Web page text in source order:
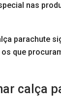
nas
parachute
que
calça